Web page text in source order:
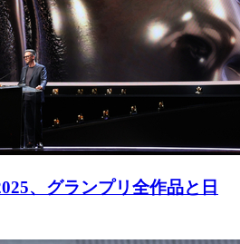
、グランプリ全作品と日